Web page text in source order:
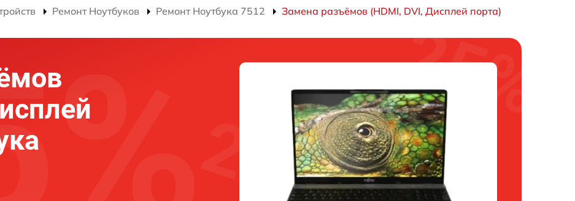
Ремонт Ноутбуков Ремонт Ноутбука 7512 Замена разъёмов (HDMI, DVI, Дисплей порта)